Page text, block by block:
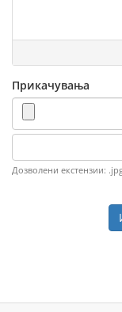
Прикачувања
Дозволени екстензии: